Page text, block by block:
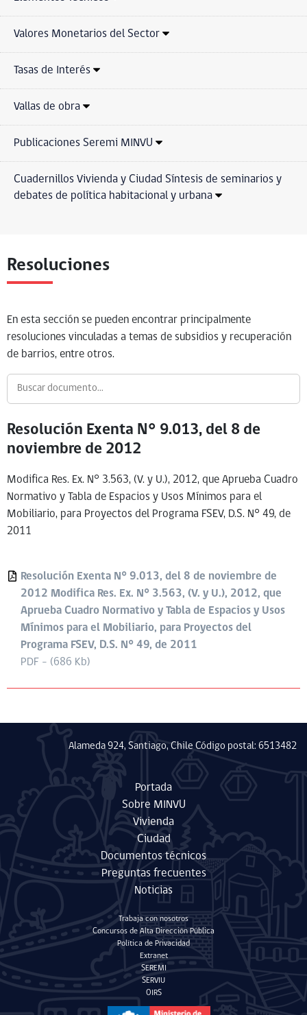
Valores Monetarios del Sector
Tasas de Interés
Vallas de obra
Publicaciones Seremi MINVU
Cuadernillos Vivienda y Ciudad Síntesis de seminarios y
debates de política habitacional y urbana
Resoluciones
En esta sección se pueden encontrar principalmente
resoluciones vinculadas a temas de subsidios y recuperación
de barrios, entre otros.
Resolución Exenta N° 9.013, del 8 de
noviembre de 2012
Modifica Res. Ex. N° 3.563, (V. y U.), 2012, que Aprueba Cuadro
Normativo y Tabla de Espacios y Usos Mínimos para el
Mobiliario, para Proyectos del Programa FSEV, D.S. N° 49, de
2011
Resolución Exenta N° 9.013, del 8 de noviembre de
2012 Modifica Res. Ex. N° 3.563, (V. y U.), 2012, que
Aprueba Cuadro Normativo y Tabla de Espacios y Usos
Mínimos para el Mobiliario, para Proyectos del
Programa FSEV, D.S. N° 49, de 2011
PDF - (686 Kb)
Alameda 924, Santiago, Chile Código postal: 6513482
Portada
Sobre MINVU
Vivienda
Ciudad
Documentos técnicos
Preguntas frecuentes
Noticias
Trabaja con nosotros
Concursos de Alta Dirección Pública
Política de Privacidad
Extranet
SEREMI
SERVIU
OIRS